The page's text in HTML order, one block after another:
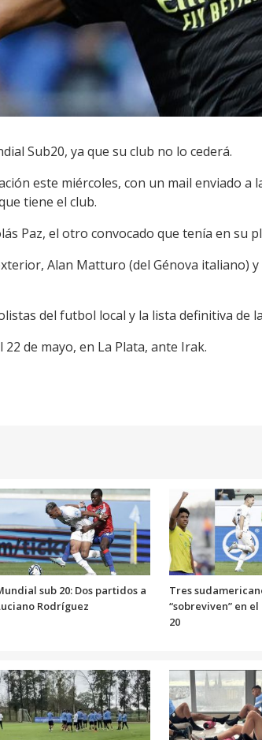
Sub20, ya que su club no lo cederá.
este miércoles, con un mail enviado a
tiene el club.
Paz, el otro convocado que tenía en su
Alan Matturo (del Génova italiano) y
del futbol local y la lista definitiva de
de mayo, en La Plata, ante Irak.
sub 20: Dos partidos a
Rodríguez
Tres
“sobreviven” en
20